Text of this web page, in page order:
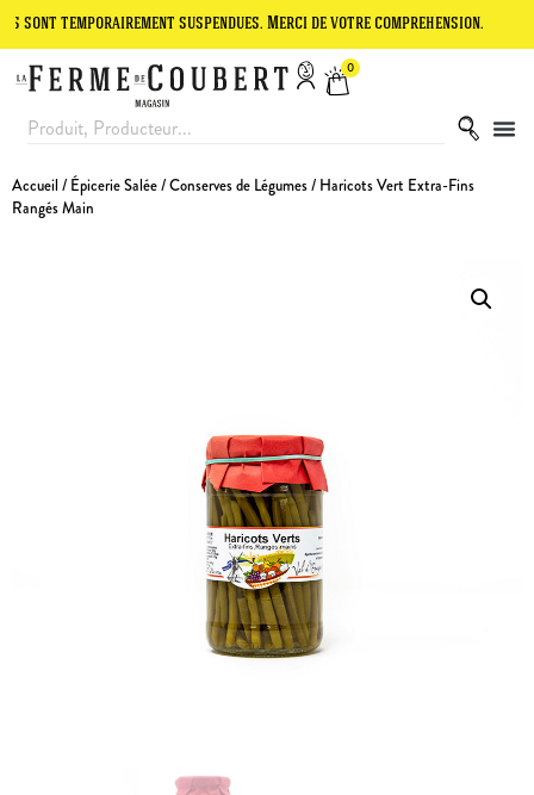
suspendues. Merci de votre compréhension. Le site
0
Accueil / Épicerie Salée/Conserves de Légumes/ Haricots Vert Extra-Fins
Rangés Main